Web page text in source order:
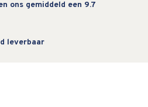
ons gemiddeld een 9.7
leverbaar